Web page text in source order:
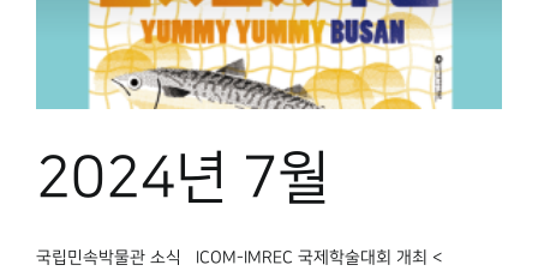
박물관 홈페이지
2024년 7월
국립민속박물관 소식 ICOM-IMREC 국제학술대회 개최 <